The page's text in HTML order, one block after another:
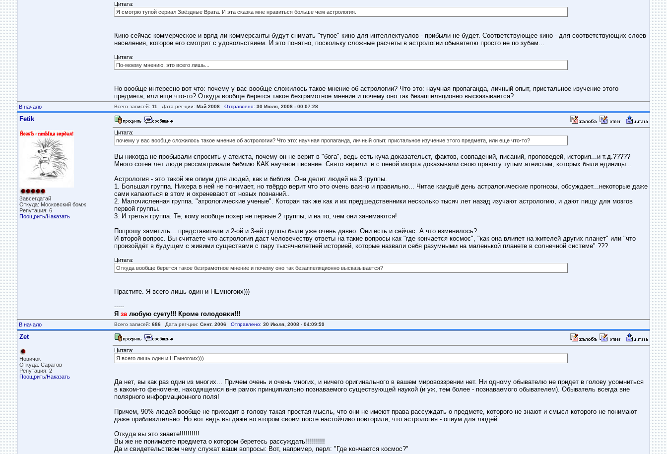
Цитата:
Я смотрю тупой сериал Звёздные Врата. И эта сказка мне нравиться больше чем астрология.
Кино сейчас коммерческое и вряд ли коммерсанты будут снимать "тупое" кино для интеллектуалов - прибыли не будет. Соответствующее кино - для соответствующих слоев
населения, которое его смотрит с удовольствием. И это понятно, поскольку сложные расчеты в астрологии обывателю просто не по зубам...
Цитата:
По-моему мнению, это всего лишь...
Но вообще интересно вот что: почему у вас вообще сложилось такое мнение об астрологии? Что это: научная пропаганда, личный опыт, пристальное изучение этого
предмета, или еще что-то? Откуда вообще берется такое безграмотное мнение и почему оно так безаппеляционно высказывается?
В начало Всего записей: 11 Дата рег-ции: Май 2008 Отправлено: 30 Июля, 2008 - 00:07:28
Fetik
Завсегдатай
Откуда: Московский бомж
Репутация: 6
Поощрить/Наказать
Цитата:
почему у вас вообще сложилось такое мнение об астрологии? Что это: научная пропаганда, личный опыт, пристальное изучение этого предмета, или еще что-то?
Вы никогда не пробывали спросить у атеиста, почему он не верит в "бога", ведь есть куча доказательст, фактов, совпадений, писаний, проповедей, история...и т.д.?????
Много сотен лет люди рассматривали библию КАК научное писание. Свято верили. и с пеной изорта доказывали свою правоту тупым атеистам, которых были единицы...
Астрология - это такой же опиум для людей, как и библия. Она делит людей на 3 группы.
1. Большая группа. Нихера в ней не понимает, но твёрдо верит что это очень важно и правильно... Читае каждыё день астралогические прогнозы, обсуждает...некоторые даже
сами капаються в этом и охреневают от новых познаний..
2. Малочисленная группа. "атрологические ученые". Которая так же как и их предшедственники несколько тысяч лет назад изучают астрологию, и дают пищу для мозгов
первой группы.
3. И третья группа. Те, кому вообще похер не первые 2 группы, и на то, чем они занимаются!
Попрошу заметить... представители и 2-ой и 3-ей группы были уже очень давно. Они есть и сейчас. А что изменилось?
И второй вопрос. Вы считаете что астрология даст человечеству ответы на такие вопросы как "где кончается космос", "как она влияет на жителей других планет" или "что
произойдёт в будущем с живими существами с пару тысячнелетней историей, которые назвали себя разумными на маленькой планете в солнечной системе" ???
Цитата:
Откуда вообще берется такое безграмотное мнение и почему оно так безаппеляционно высказывается?
Прастите. Я всего лишь один и НЕмногоих)))
-----
Я залюбую суету!!! Кроме голодовки!!!
В начало Всего записей: 686 Дата рег-ции: Сент. 2006 Отправлено: 30 Июля, 2008 - 04:09:59
Zet
Новичок
Откуда: Саратов
Репутация: 2
Поощрить/Наказать
Цитата:
Я всего лишь один и НЕмногоих)))
Да нет, вы как раз один из многих... Причем очень и очень многих, и ничего оригинального в вашем мировоззрении нет. Ни одному обывателю не придет в голову усомниться
в каком-то феномене, находящемся вне рамок принципиально познаваемого существующей наукой (и уж, тем более - познаваемого обывателем). Обыватель всегда вне
полярного информационного поля!
Причем, 90% людей вообще не приходит в голову такая простая мысль, что они не имеют права рассуждать о предмете, которого не знают и смысл которого не понимают
даже приблизительно. Но вот ведь вы даже во втором своем посте настойчиво повторили, что астрология - опиум для людей...
Откуда вы это знаете!!!!!!!!!!
Вы же не понимаете предмета о котором беретесь рассуждать!!!!!!!!!!
Да и свидетельством чему служат ваши вопросы: Вот, например, перл: "Где кончается космос?"